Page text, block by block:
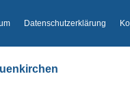
Datenschutzerklärung